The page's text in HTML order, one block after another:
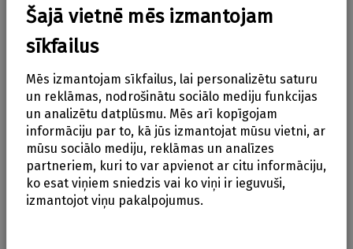
Palete - karstu kārbu un pudeļu pārvietošanai
LED indikators - norāda, kad ir sasniegta
Parametri
Barošanas avots: 230V / 50Hz
Izmēri: 14,5 x 17 x 14,5 cm
Info
Šajā vietnē mēs izmantojam
sīkfailus
Mēs izmantojam sīkfailus, lai personalizētu saturu
un reklāmas, nodrošinātu sociālo mediju funkcijas
un analizētu datplūsmu. Mēs arī kopīgojam
informāciju par to, kā jūs izmantojat mūsu vietni, ar
mūsu sociālo mediju, reklāmas un analīzes
partneriem, kuri to var apvienot ar citu informāciju,
ko esat viņiem sniedzis vai ko viņi ir ieguvuši,
izmantojot viņu pakalpojumus.